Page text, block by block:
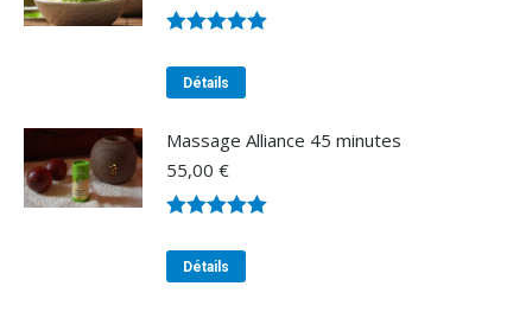
sur 5
Détails
Massage Alliance 45 minutes
55,00 €
sur 5
Détails